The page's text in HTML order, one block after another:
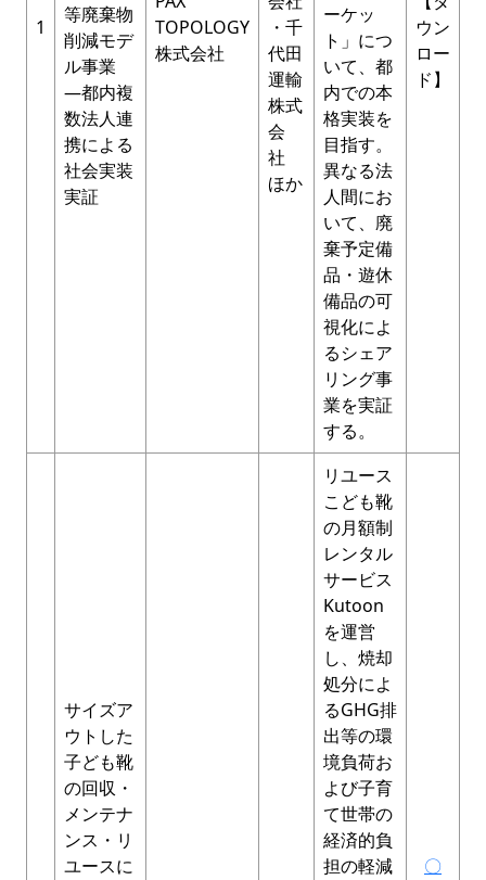
1
等廃棄物
削減モデ
ル事業
―都内複
数法人連
携による
社会実装
実証
TOPOLOGY
株式会社
・千
代田
運輸
株式
会
社
ほか
ーケッ
ト」につ
いて、都
内での本
格実装を
目指す。
異なる法
人間にお
いて、廃
棄予定備
品・遊休
備品の可
視化によ
るシェア
リング事
業を実証
する。
ウン
ロー
ド】
サイズア
ウトした
⼦ども靴
の回収・
メンテナ
ンス・リ
ユースに
リユース
こども靴
の⽉額制
レンタル
サービス
Kutoon
を運営
し、焼却
処分によ
るGHG排
出等の環
境負荷お
よび⼦育
て世帯の
経済的負
担の軽減
〇